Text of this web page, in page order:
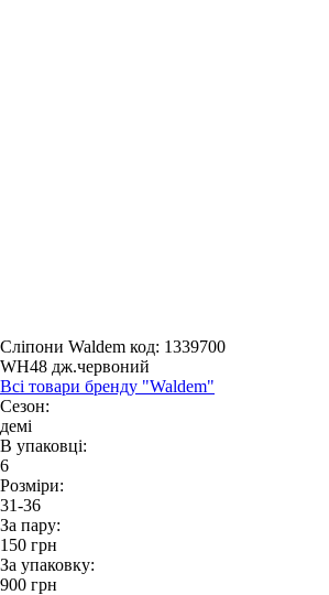
Сліпони Waldem код: 1339700
WH48 дж.червоний
Всі товари бренду "Waldem"
Сезон:
демі
В упаковці:
6
Розміри:
31-36
За пару:
150 грн
За упаковку:
900 грн